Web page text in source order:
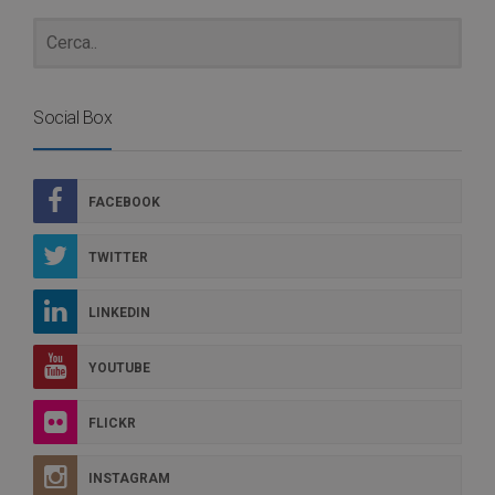
Social Box
FACEBOOK
TWITTER
LINKEDIN
YOUTUBE
FLICKR
INSTAGRAM